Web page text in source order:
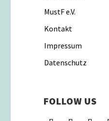
MustF e.V.
Kontakt
Impressum
Datenschutz
FOLLOW US